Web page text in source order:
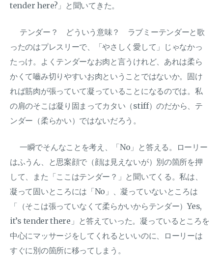
tender here?」と聞いてきた。
テンダー？ どういう意味？ ラブミーテンダーと歌
ったのはプレスリーで、「やさしく愛して」じゃなかっ
たっけ。よくテンダーなお肉と言うけれど、あれは柔ら
かくて嚙み切りやすいお肉ということではないか。固け
れば筋肉が張っていて凝っていることになるのでは。私
の肩のそこは凝り固まってカタい（stiff）のだから、テ
ンダー（柔らかい）ではないだろう。
一瞬でそんなことを考え、「No」と答える。ローリー
はふうん、と思案顔で（顔は見えないが）別の箇所を押
して、また「ここはテンダー？」と聞いてくる。私は、
凝って固いところには「No」、凝っていないところは
「（そこは張っていなくて柔らかいからテンダー）Yes,
it’s tender there」と答えていった。凝っているところを
中心にマッサージをしてくれるといいのに、ローリーは
すぐに別の箇所に移ってしまう。